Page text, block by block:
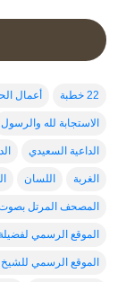
22 خطبة أعمال
الاستجابة لله والرسول
الداعية السعيدي
الغربة اللسان
المصحف المرتل
الموقع الرسمي
الموقع الرسمي